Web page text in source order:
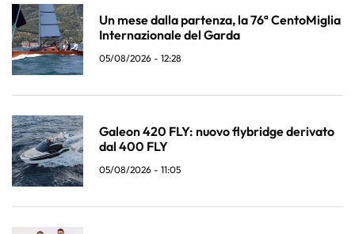
Un mese dalla partenza, la 76ª CentoMiglia
Internazionale del Garda
05/08/2026 - 12:28
Galeon 420 FLY: nuovo flybridge derivato
dal 400 FLY
05/08/2026 - 11:05